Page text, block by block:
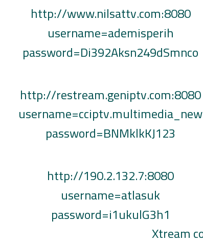
http://www.nilsattv.com:8080
username=ademisperih
password=Di392Aksn249dSmnco
http://restream.geniptv.com:8080
username=cciptv.multimedia_new
password=BNMklkKJ123
http://190.2.132.7:8080
username=atlasuk
password=i1ukulG3h1